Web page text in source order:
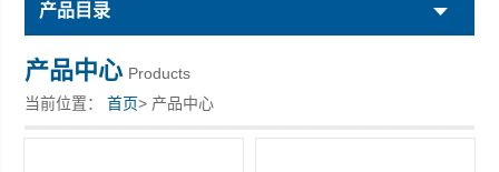
产品目录
产品中心 Products
当前位置：首页> 产品中心